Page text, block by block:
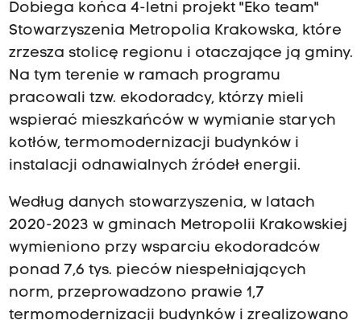
Dobiega końca 4-letni projekt "Eko team"
Stowarzyszenia Metropolia Krakowska, które
zrzesza stolicę regionu i otaczające ją gminy.
Na tym terenie w ramach programu
pracowali tzw. ekodoradcy, którzy mieli
wspierać mieszkańców w wymianie starych
kotłów, termomodernizacji budynków i
instalacji odnawialnych źródeł energii.
Według danych stowarzyszenia, w latach
2020-2023 w gminach Metropolii Krakowskiej
wymieniono przy wsparciu ekodoradców
ponad 7,6 tys. pieców niespełniających
norm, przeprowadzono prawie 1,7
termomodernizacji budynków i zrealizowano